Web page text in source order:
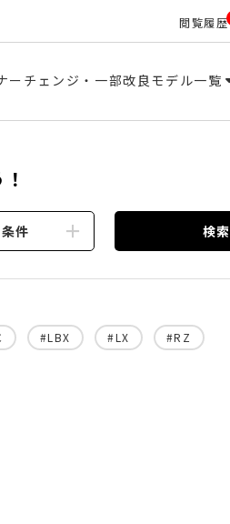
閲覧履歴
ーチェンジ・一部改良モデル一覧
件 検索
#LBX #LX #RZ